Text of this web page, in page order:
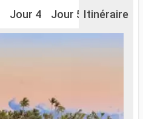
Jour 4 Jour 5 Jour 6
Itinéraire